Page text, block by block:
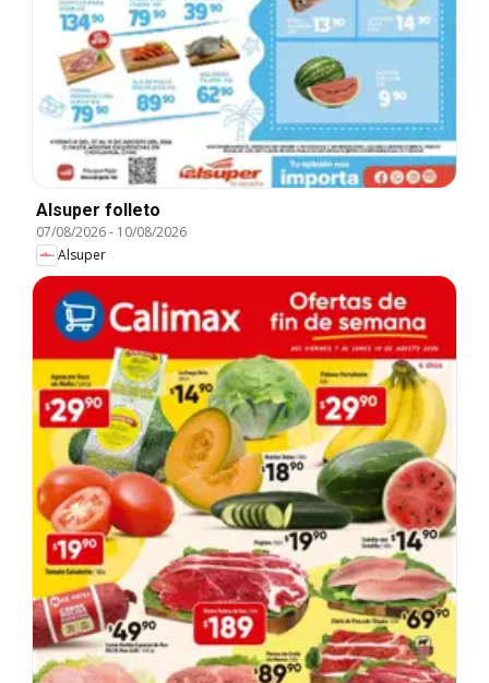
Alsuper folleto
07/08/2026- 10/08/2026
Alsuper